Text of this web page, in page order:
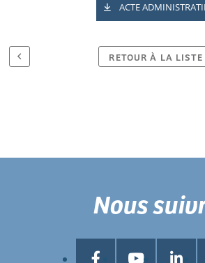
ACTE
RETOUR À LA LISTE
Nous